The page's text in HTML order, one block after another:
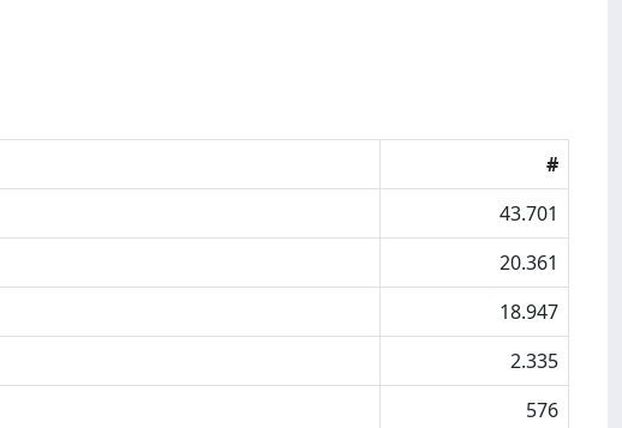
#
43.701
20.361
18.947
2.335
576